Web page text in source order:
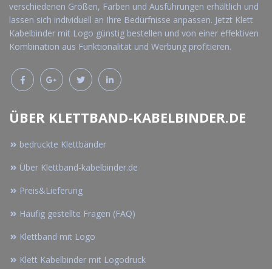
verschiedenen Größen, Farben und Ausführungen erhältlich und
lassen sich individuell an Ihre Bedürfnisse anpassen. Jetzt Klett
Kabelbinder mit Logo günstig bestellen und von einer effektiven
Kombination aus Funktionalität und Werbung profitieren.
ÜBER KLETTBAND-KABELBINDER.DE
bedruckte Klettbänder
Über Klettband-kabelbinder.de
Preis&Lieferung
Häufig gestellte Fragen (FAQ)
Klettband mit Logo
Klett Kabelbinder mit Logodruck